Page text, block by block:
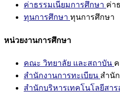
ค่าธรรมเนียมการศึกษา ค่า
ทุนการศึกษา ทุนการศึกษา
หน่วยงานการศึกษา
คณะ วิทยาลัย และสถาบัน
สำนักงานการทะเบียน สำนั
สำนักบริหารเทคโนโลยีสาร